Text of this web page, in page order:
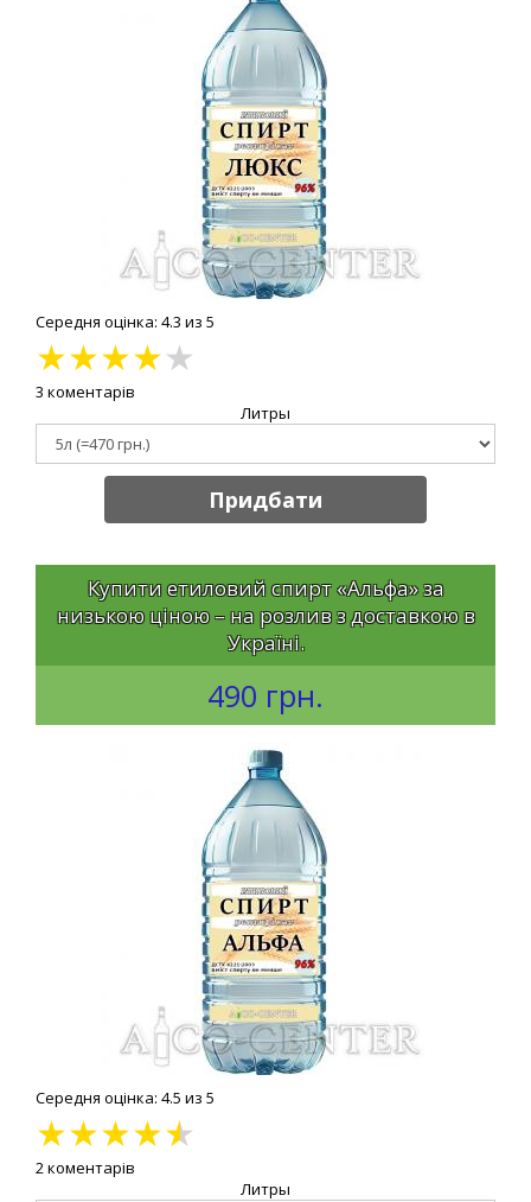
Середня оцінка: 4.3 из 5
★★★★★
3 коментарів
Литры
Придбати
Купити етиловий спирт «Альфа» за
низькою ціною – на розлив з доставкою в
Україні.
490 грн.
Середня оцінка: 4.5 из 5
★★★★★
2 коментарів
Литры